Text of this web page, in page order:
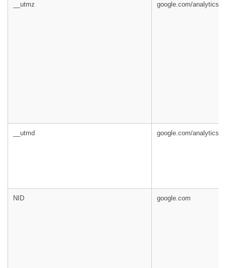
__utmz google.com/analytics/
__utmd google.com/analytics/
NID google.com